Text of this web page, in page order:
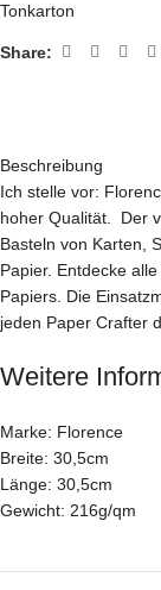
Tonkarton
Share:
Beschreibung
Ich stelle vor:
hoher Qualität. Der
Basteln von Karten,
Papier. Entdecke
Papiers. Die
jeden Paper Crafter
Weitere
Marke: Florence
Breite: 30,5cm
Länge: 30,5cm
Gewicht: 216g/qm